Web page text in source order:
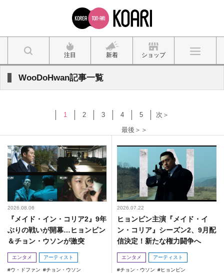
注目 新着 ショップ
WooDoHwan記事一覧
1 2 3 4 5
次＞
最後＞＞
2026.08.06
『メイド・イン・コリア2』9年
ぶりの戦いが開幕…ヒョンビン
＆チョン・ウソンが激突
エンタメ アーティスト
ウ・ドファン
チョン・ウソン
2026.07.22
ヒョンビン主演『メイド・イ
ン・コリア』シーズン2、9月配
信決定！新たな権力闘争へ
エンタメ アーティスト
チョン・ウソン
ヒョンビン